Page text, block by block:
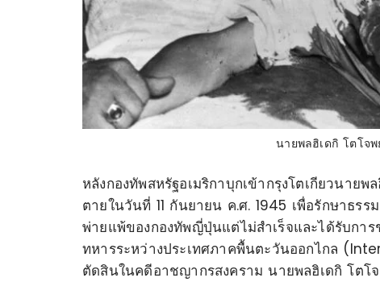
นายพลฮิเดกิ โตโจ
หลังกองทัพสหรัฐอเมริกาบุกเข้ากรุงโตเกียวนาย
ตายในวันที่ 11 กันยายน ค.ศ. 1945 เพื่อรักษาธร
พ่ายแพ้ของกองทัพญี่ปุ่นแต่ไม่สำเร็จและได้รับกา
ทหารระหว่างประเทศภาคพื้นตะวันออกไกล
ตัดสินในคดีอาชญากรสงคราม นายพลฮิเดกิ โตโ